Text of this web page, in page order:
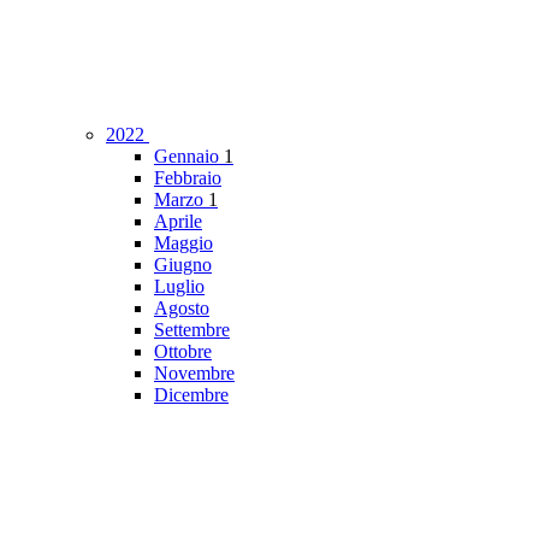
2022
Gennaio 1
Febbraio
Marzo 1
Aprile
Maggio
Giugno
Luglio
Agosto
Settembre
Ottobre
Novembre
Dicembre